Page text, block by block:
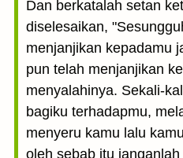
Dan berkatalah setan
diselesaikan,
menjanjikan kepadamu
pun telah menjanjikan
menyalahinya. Sekali-
bagiku terhadapmu,
menyeru kamu lalu
oleh sebab itu